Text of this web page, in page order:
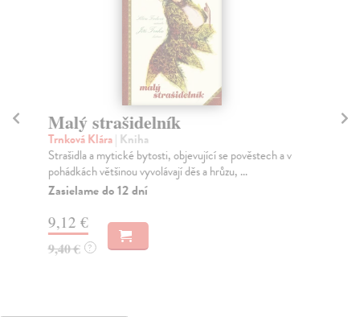
Malý strašidelník
Trnková Klára| Kniha
Strašidla a mytické bytosti, objevující se pověstech a v
pohádkách většinou vyvolávají děs a hrůzu, ...
Zasielame do 12 dní
9,12 €
9,40 € ?